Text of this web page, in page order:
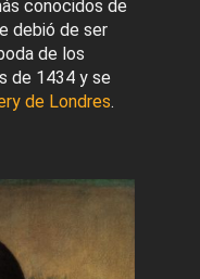
conocidos de
debió de ser
de los
de 1434 y se
de Londres.